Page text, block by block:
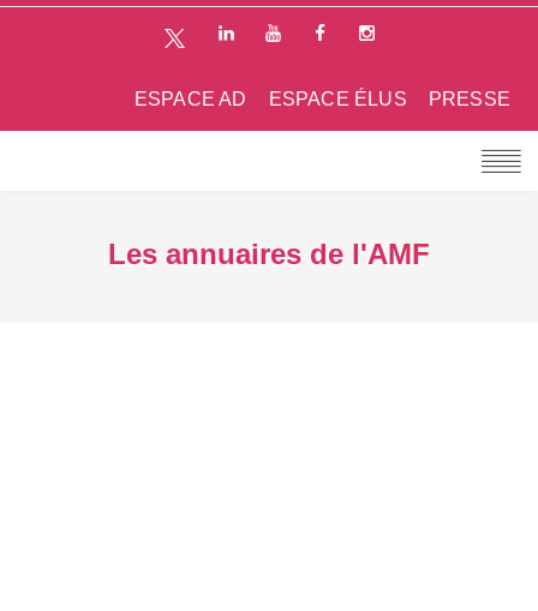
PRESSE
ESPACE ÉLUS
ESPACE AD
Les annuaires de l'AMF